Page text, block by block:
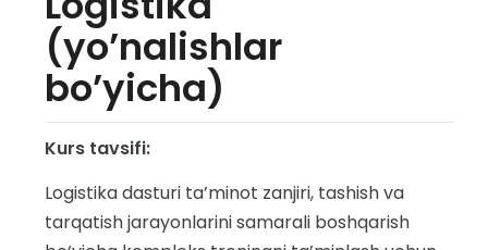
(yo’nalishlar
bo’yicha)
Kurs tavsifi:
Logistika dasturi ta’minot zanjiri, tashish va
tarqatish jarayonlarini samarali boshqarish